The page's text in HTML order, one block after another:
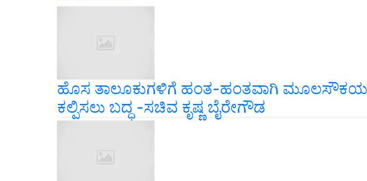
ಹೊಸ ತಾಲೂಕುಗಳಿಗೆ ಹಂತ-ಹಂತವಾಗಿ ಮೂಲಸೌಕರ್ಯ
ಕಲ್ಪಿಸಲು ಬದ್ಧ -ಸಚಿವ ಕೃಷ್ಣ ಬೈರೇಗೌಡ